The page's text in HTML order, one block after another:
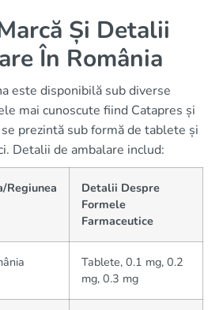
Și Detalii
În România
este disponibilă sub diverse
mai cunoscute fiind Catapres și
prezintă sub formă de tablete și
Detalii de ambalare includ:
Regiunea
Detalii Despre
Formele
Farmaceutice
Tablete, 0.1 mg, 0.2
mg, 0.3 mg